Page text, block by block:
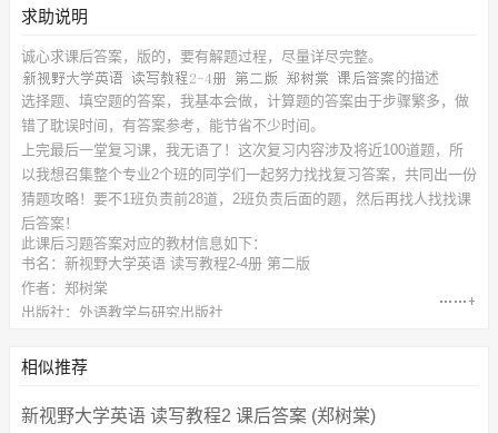
求助说明
诚心求课后答案， 版的，要有解题过程，尽量详尽完整。
的描述
选择题、填空题的答案，我基本会做，计算题的答案由于步骤繁多，做
错了耽误时间，有答案参考，能节省不少时间。
上完最后一堂复习课，我无语了！这次复习内容涉及将近100道题，所
以我想召集整个专业2个班的同学们一起努力找找复习答案，共同出一份
猜题攻略！要不1班负责前28道，2班负责后面的题，然后再找人找找课
后答案！
此课后习题答案对应的教材信息如下：
书名：新视野大学英语 读写教程2-4册 第二版
作者：郑树棠
出版社：外语教学与研究出版社
相似推荐
新视野大学英语 读写教程2 课后答案 (郑树棠)